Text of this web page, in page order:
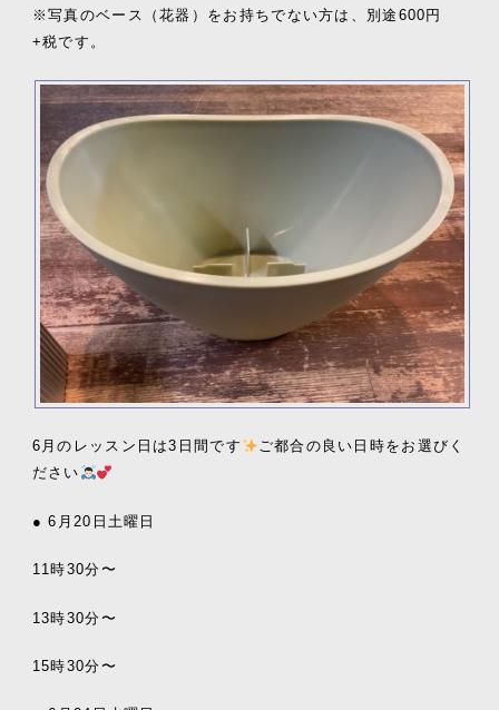
※写真のベース（花器）をお持ちでない方は、別途600円
+税です。
6月のレッスン日は3日間です
ご都合の良い日時をお選びく
ださい
● 6月20日土曜日
11時30分〜
13時30分〜
15時30分〜